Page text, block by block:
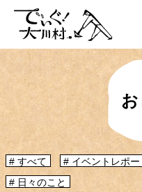
「大川村ってどんなとこ？」聞
初心者のかたに、大川村へ来る
大川村マップ
すべて イベントレポー
日々のこと